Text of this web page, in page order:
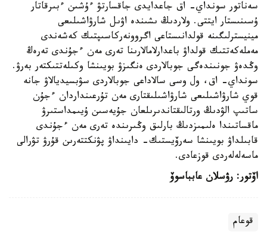
سەناتور سونداي- اق جاعدايدى جاقسارتۋ ءۇشىن ءبىرقاتار
ۇسىنىستار ايتتى. ولاردىڭ ىشىندە اۋىل شارۋاشىلىعى
مينيسترلىگىنە قولدانىستاعى اگروونەركاسىپتىك كەشەندى
مەملەكەتتىك قولداۋ باعدارلامالارىنا تەرى مەن ءجۇندى تەرەڭ
وڭدەۋ جونىندەگى جوبالاردى ەنگىزۋ بويىنشا وكىلەتتىكتەر بەرۋ.
سونداي- اق، ول وسى سالاداعى جوبالاردى سۋبسيديالاۋ جانە
قوي شارۋاشىلىعى شارۋاشىلىقتارى مەن تۇرعىنداردان ءجۇن
ساتىپ الۋدىڭ ورتالىقتاندىرىلعان جۇيەسىن ۇيىمداستىرۋ
ماقساتىندا ەلىمىزدىڭ بارلىق وڭىرىندە تەرى مەن ءجۇندى
قابىلداۋ بويىنشا سەرۆيستىك- دايىنداۋ پۋنكتتەرىن قۇرۋ تۋرالى
ماسەلەلەردى قوزعادى.
اۆتور: رۋسلان عابباسوۆ
قوعام